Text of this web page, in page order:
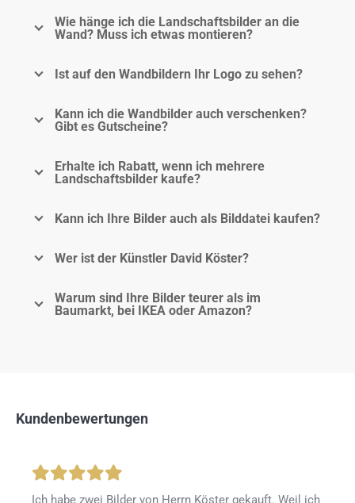
Wie hänge ich die Landschaftsbilder an die
Wand? Muss ich etwas montieren?
Ist auf den Wandbildern Ihr Logo zu sehen?
Kann ich die Wandbilder auch verschenken?
Gibt es Gutscheine?
Erhalte ich Rabatt, wenn ich mehrere
Landschaftsbilder kaufe?
Kann ich Ihre Bilder auch als Bilddatei kaufen?
Wer ist der Künstler David Köster?
Warum sind Ihre Bilder teurer als im
Baumarkt, bei IKEA oder Amazon?
Kundenbewertungen
Ich habe zwei Bilder von Herrn Köster gekauft. Weil ich